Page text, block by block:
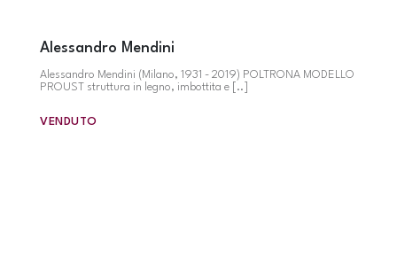
Alessandro Mendini
Alessandro Mendini (Milano, 1931 - 2019) POLTRONA MODELLO
PROUST struttura in legno, imbottita e [..]
VENDUTO